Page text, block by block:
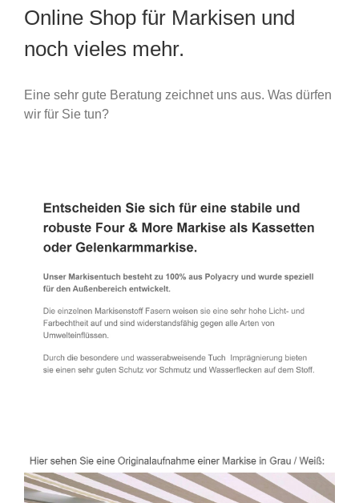
Online Shop für Markisen und
noch vieles mehr.
Eine sehr gute Beratung zeichnet uns aus. Was dürfen
wir für Sie tun?